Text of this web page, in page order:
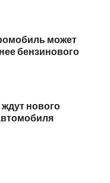
может
бензинового
нового